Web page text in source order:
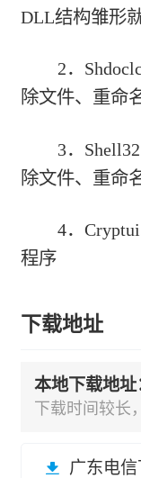
DLL结构雏形
2．
除文件、重命
3．
除文件、重命
4．
程序
下载地址
本地下载地址
下载时间较长
广东电